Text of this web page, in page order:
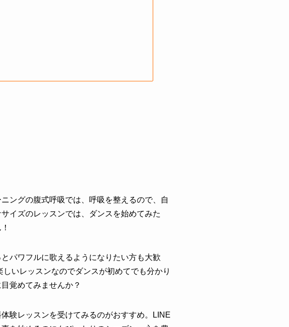
ングの腹式呼吸では、呼吸を整えるので、自
イズのレッスンでは、ダンスを始めてみた
パワフルに歌えるようになりたい方も大歓
いレッスンなのでダンスが初めてでも分かり
覚めてみませんか？
験レッスンを受けてみるのがおすすめ。LINE